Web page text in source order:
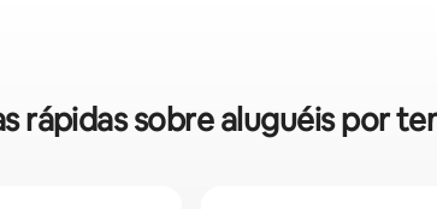
rápidas sobre aluguéis por